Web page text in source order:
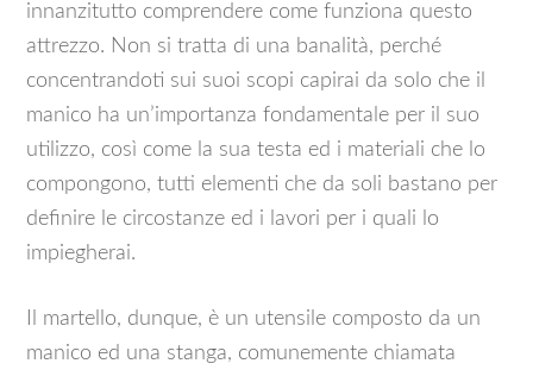
innanzitutto comprendere come funziona questo
attrezzo. Non si tratta di una banalità, perché
concentrandoti sui suoi scopi capirai da solo che il
manico ha un’importanza fondamentale per il suo
utilizzo, così come la sua testa ed i materiali che lo
compongono, tutti elementi che da soli bastano per
definire le circostanze ed i lavori per i quali lo
impiegherai.
Il martello, dunque, è un utensile composto da un
manico ed una stanga, comunemente chiamata